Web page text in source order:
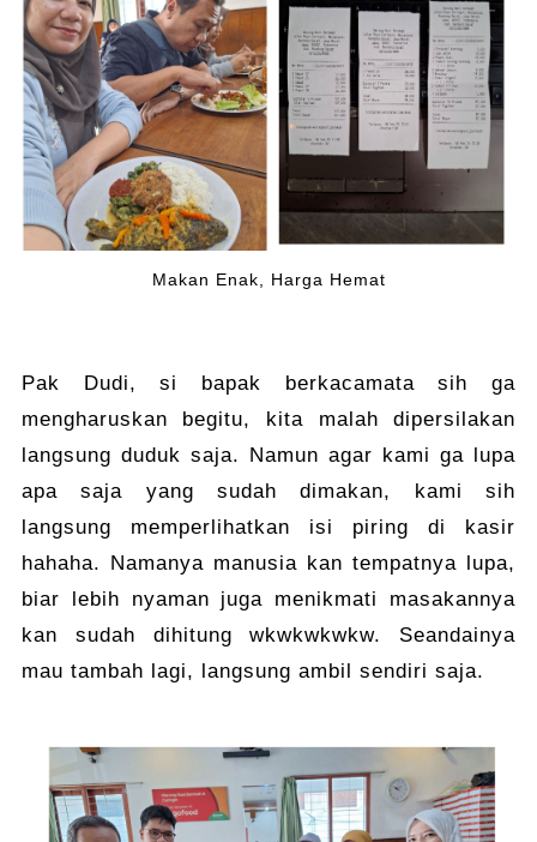
Makan Enak, Harga Hemat
Pak Dudi, si bapak berkacamata sih ga
mengharuskan begitu, kita malah dipersilakan
langsung duduk saja. Namun agar kami ga lupa
apa saja yang sudah dimakan, kami sih
langsung memperlihatkan isi piring di kasir
hahaha. Namanya manusia kan tempatnya lupa,
biar lebih nyaman juga menikmati masakannya
kan sudah dihitung wkwkwkwkw. Seandainya
mau tambah lagi, langsung ambil sendiri saja.